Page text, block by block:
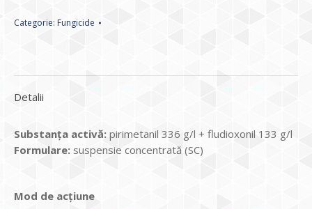
Categorie: Fungicide
Detalii
Substanța activă: pirimetanil 336 g/l + fludioxonil 133 g/l
Formulare: suspensie concentrată (SC)
Mod de acțiune